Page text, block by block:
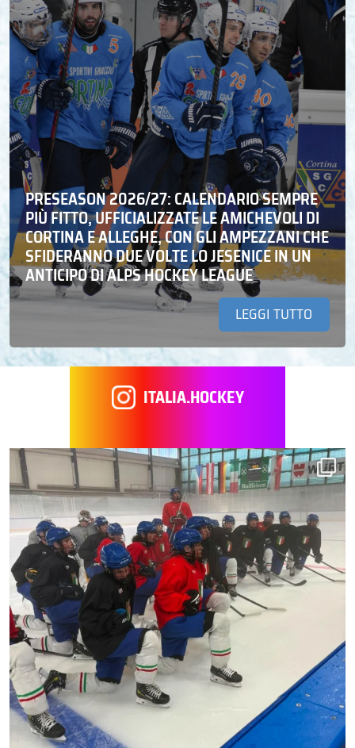
PRESEASON 2026/27: CALENDARIO SEMPRE
PIÙ FITTO, UFFICIALIZZATE LE AMICHEVOLI DI
CORTINA E ALLEGHE, CON GLI AMPEZZANI CHE
SFIDERANNO DUE VOLTE LO JESENICE IN UN
ANTICIPO DI ALPS HOCKEY LEAGUE
LEGGI TUTTO
ITALIA.HOCKEY